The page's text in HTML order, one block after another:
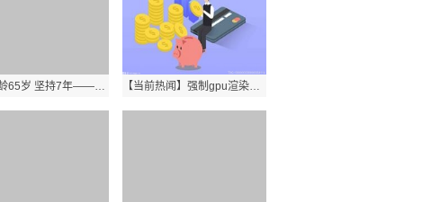
平均年龄65岁 坚持7年——社区有支爱心理发服务队 【当前热闻】强制gpu渲染有什么用